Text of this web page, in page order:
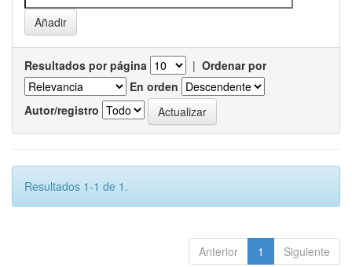
Resultados por página | Ordenar por
En orden
Autor/registro
Resultados 1-1 de 1.
Anterior 1 Siguiente